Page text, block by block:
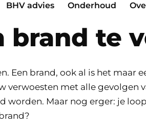
BHV advies Onderhoud
brand te
Een brand, ook al is het maar
verwoesten met alle gevolgen
Maar nog erger: je